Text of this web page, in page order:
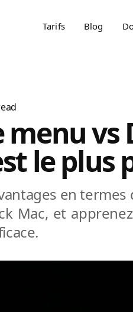
Tarifs Blog
menu vs
le plus
en
Mac, et